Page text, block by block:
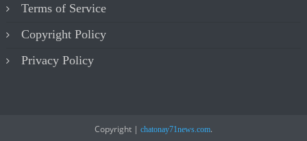
Terms of Service
Copyright Policy
Privacy Policy
Copyright | chatonay71news.com.